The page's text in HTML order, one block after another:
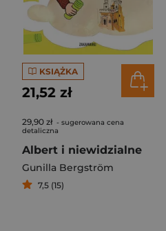
KSIĄŻKA
21,52 zł
29,90 zł - sugerowana cena
detaliczna
Albert i niewidzialne
Gunilla Bergström
7,5 (15)